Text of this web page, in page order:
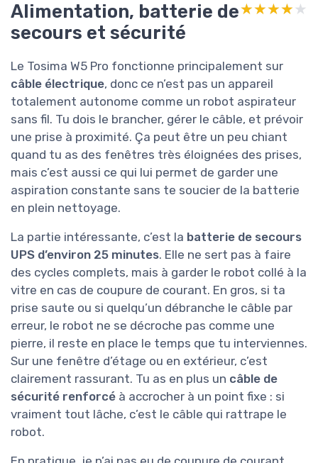
Alimentation, batterie de
secours et sécurité
★★★★★
★★★★★
Le Tosima W5 Pro fonctionne principalement sur
câble électrique, donc ce n’est pas un appareil
totalement autonome comme un robot aspirateur
sans fil. Tu dois le brancher, gérer le câble, et prévoir
une prise à proximité. Ça peut être un peu chiant
quand tu as des fenêtres très éloignées des prises,
mais c’est aussi ce qui lui permet de garder une
aspiration constante sans te soucier de la batterie
en plein nettoyage.
La partie intéressante, c’est la batterie de secours
UPS d’environ 25 minutes. Elle ne sert pas à faire
des cycles complets, mais à garder le robot collé à la
vitre en cas de coupure de courant. En gros, si ta
prise saute ou si quelqu’un débranche le câble par
erreur, le robot ne se décroche pas comme une
pierre, il reste en place le temps que tu interviennes.
Sur une fenêtre d’étage ou en extérieur, c’est
clairement rassurant. Tu as en plus un câble de
sécurité renforcé à accrocher à un point fixe : si
vraiment tout lâche, c’est le câble qui rattrape le
robot.